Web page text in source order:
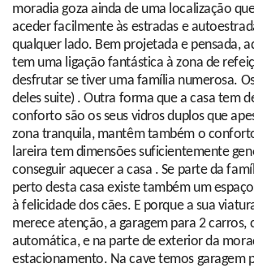
moradia goza ainda de uma localização
aceder facilmente às estradas e
qualquer lado. Bem projetada e pensada,
tem uma ligação fantástica à zona de
desfrutar se tiver uma família numerosa.
deles suite) . Outra forma que a casa tem
conforto são os seus vidros duplos que
zona tranquila, mantêm também o
lareira tem dimensões suficientemente
conseguir aquecer a casa . Se parte da
perto desta casa existe também um
à felicidade dos cães. E porque a sua
merece atenção, a garagem para 2 carros,
automática, e na parte de exterior da
estacionamento. Na cave temos garagem